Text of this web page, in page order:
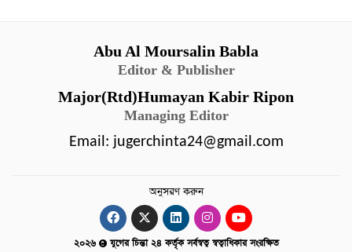
Abu Al Moursalin Babla
Editor & Publisher
Major(Rtd)Humayan Kabir Ripon
Managing Editor
Email: jugerchinta24@gmail.com
অনুসরণ করুন
২০২৬ যুগের চিন্তা ২৪ কর্তৃক সর্বস্বত্ব স্বত্বাধিকার সংরক্ষিত